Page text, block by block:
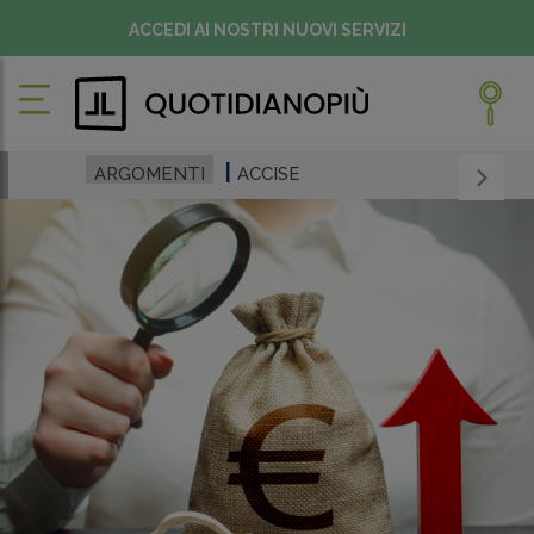
ACCEDI AI NOSTRI NUOVI SERVIZI
ARGOMENTI ACCISE